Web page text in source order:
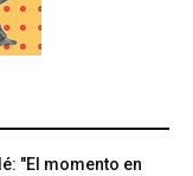
"El momento en